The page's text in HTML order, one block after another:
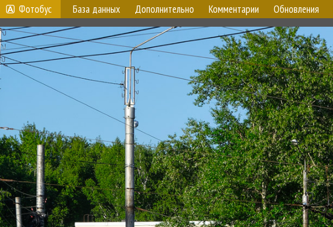
Фотобус База данных Дополнительно Комментарии Обновления